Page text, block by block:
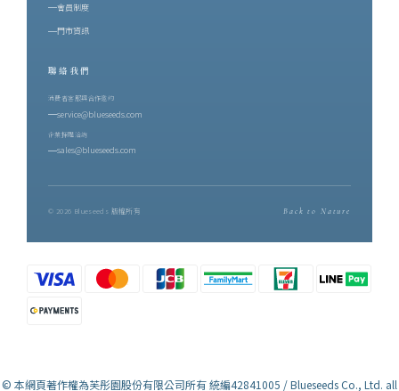
山共同協作的結果 —— 有蟲害的年份才有蜜香，蜜香因此稀少。這
正是後來香水裡那股甜的來源。二、製茶師的四十年：吳秋伶與博
是從嘉義嫁到台東的媳婦，卻一手把博雅齋種成鹿野最具代表性的
紅烏龍茶園。踏入茶界近四十年，她始終親力親為每一道焙茶工
序，並期許自己不只是茶農，而是一位讀懂茶與土地關係的「識茶
師」。博雅齋的茶園位在三面環山、一面環河之處，經年山嵐與朝
的標準嚴格到有些固執：在十六甲茶園裡逐批精挑分級，能入她眼
裡的頂級好茶，往往只有十分之一。每一泡茶在裝袋之前，她都會
烏龍連續七年榮獲比利時 iTQi 最高殊榮三星獎，並獲頒企業終身成
會員制度
門市資訊
聯絡我們
消費者客服與合作邀約
service@blueseeds.com
企業採購洽詢
sales@blueseeds.com
© 2026 Blueseeds 版權所有 Back to Nature
© 本網頁著作權為芙彤園股份有限公司所有 統編42841005 / Blueseeds Co., Ltd. all